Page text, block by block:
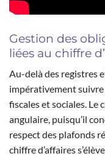
Gestion des
liées au chiffre
Au-delà des registres
impérativement
fiscales et sociales. Le
angulaire, puisqu’il
respect des plafonds
chiffre d’affaires